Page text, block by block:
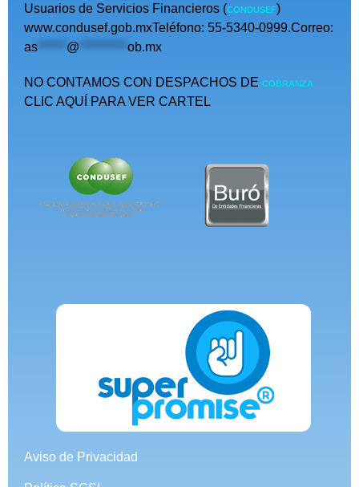
Usuarios de Servicios Financieros (CONDUSEF)
www.condusef.gob.mxTeléfono: 55-5340-0999.Correo:
as ****** @ ********** ob.mx
NO CONTAMOS CON DESPACHOS DE COBRANZA
CLIC AQUÍ PARA VER CARTEL
Aviso de Privacidad